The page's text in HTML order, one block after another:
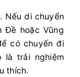
Nếu di chuyển
Đề hoặc Vũng
có chuyến đi
là trải nghiệm
thích.